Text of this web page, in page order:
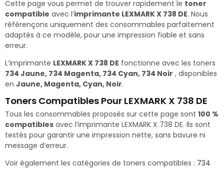
Cette page vous permet de trouver rapidement le toner
compatible avec l’imprimante LEXMARK X 738 DE. Nous
référençons uniquement des consommables parfaitement
adaptés à ce modèle, pour une impression fiable et sans
erreur.
L’imprimante LEXMARK X 738 DE fonctionne avec les toners
734 Jaune, 734 Magenta, 734 Cyan, 734 Noir , disponibles
en Jaune, Magenta, Cyan, Noir.
Toners Compatibles Pour LEXMARK X 738 DE
Tous les consommables proposés sur cette page sont 100 %
compatibles avec l’imprimante LEXMARK X 738 DE. Ils sont
testés pour garantir une impression nette, sans bavure ni
message d’erreur.
Voir également les catégories de toners compatibles : 734